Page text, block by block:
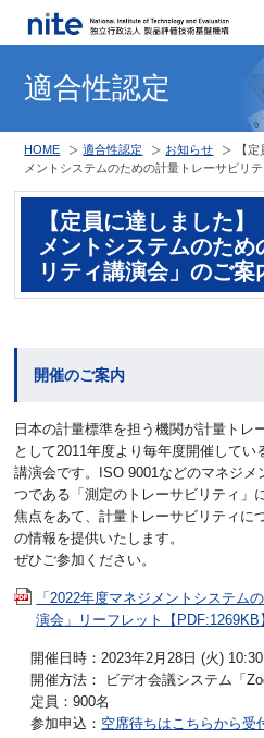
適合性認定
HOME 適合性認定 お知らせ
【
メントシステムのための計量トレーサビリ
【定員に達しました
メントシステムのた
リティ講演会」のご案
開催のご案内
⽇本の計量標準を担う機関が計量トレ
として2011年度より毎年度開催してい
講演会です。ISO 9001などのマネジ
つである「測定のトレーサビリティ」
焦点をあて、計量トレーサビリティに
の情報を提供いたします。
ぜひご参加ください。
「2022年度マネジメントシステム
演会」リーフレット【PDF:1269KB
開催日時：2023年2月28日 (火)
開催方法： ビデオ会議システム「
定員：900名
参加申込： 空席待ちはこちらから受